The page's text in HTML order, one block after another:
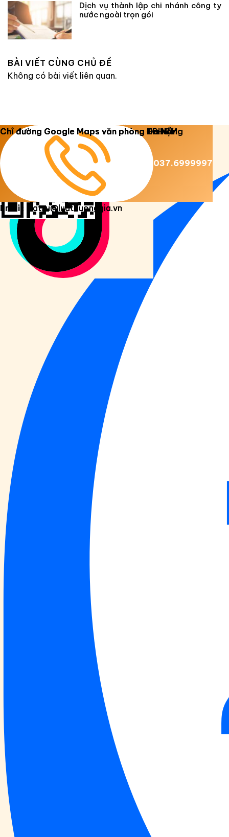
Dịch vụ thành lập chi nhánh công ty
nước ngoài trọn gói
BÀI VIẾT CÙNG CHỦ ĐỀ
Không có bài viết liên quan.
Copyright 2026 © Luật Dương Gia